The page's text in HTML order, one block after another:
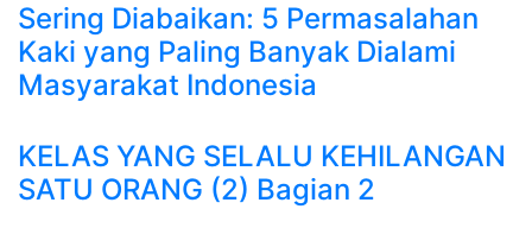
Sering Diabaikan: 5 Permasalahan
Kaki yang Paling Banyak Dialami
Masyarakat Indonesia
KELAS YANG SELALU KEHILANGAN
SATU ORANG (2) Bagian 2